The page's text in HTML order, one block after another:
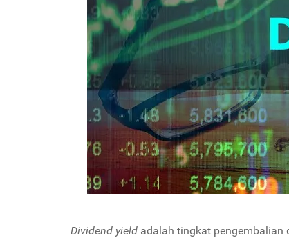
Dividend yield adalah tingkat pengembalian